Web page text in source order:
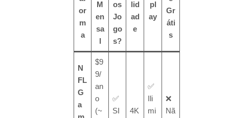
or
m
a
M
en
sa
os
Jo
go
s?
lid
ad
e
pl
ay
Gr
áti
s
N
FL
G
a
$9
9/
an
o
(~
✅
SI
4K
✅
Ili
mi
❌
Nã